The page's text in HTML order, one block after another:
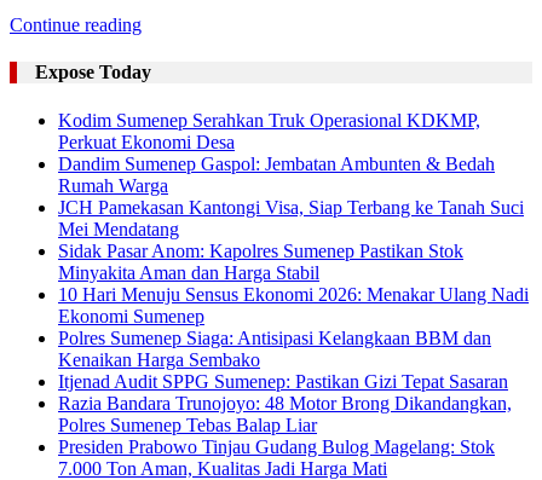
Continue reading
Expose Today
Kodim Sumenep Serahkan Truk Operasional KDKMP,
Perkuat Ekonomi Desa
Dandim Sumenep Gaspol: Jembatan Ambunten & Bedah
Rumah Warga
JCH Pamekasan Kantongi Visa, Siap Terbang ke Tanah Suci
Mei Mendatang
Sidak Pasar Anom: Kapolres Sumenep Pastikan Stok
Minyakita Aman dan Harga Stabil
10 Hari Menuju Sensus Ekonomi 2026: Menakar Ulang Nadi
Ekonomi Sumenep
Polres Sumenep Siaga: Antisipasi Kelangkaan BBM dan
Kenaikan Harga Sembako
Itjenad Audit SPPG Sumenep: Pastikan Gizi Tepat Sasaran
Razia Bandara Trunojoyo: 48 Motor Brong Dikandangkan,
Polres Sumenep Tebas Balap Liar
Presiden Prabowo Tinjau Gudang Bulog Magelang: Stok
7.000 Ton Aman, Kualitas Jadi Harga Mati